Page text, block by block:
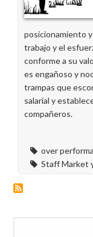
posicionamiento
trabajo y el
conforme a su
es engañoso y
trampas que
salarial y
compañeros.
over
Staff Market